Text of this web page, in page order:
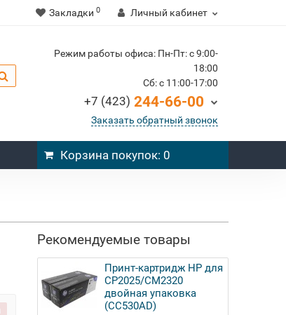
Закладки 0 Личный кабинет
Режим работы офиса: Пн-Пт: c 9:00-
18:00
Cб: c 11:00-17:00
+7 (423) 244-66-00
Заказать обратный звонок
Корзина покупок: 0
Рекомендуемые товары
Принт-картридж HP для
CP2025/CM2320
двойная упаковка
(CC530AD)